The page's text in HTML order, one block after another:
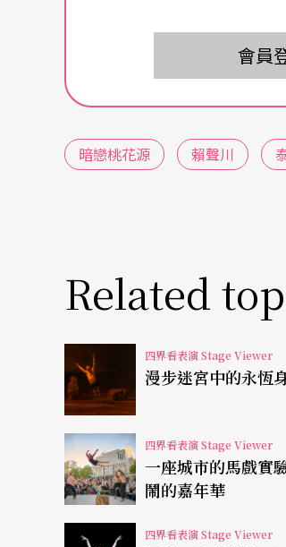
好一拍即合，於是請他來擔任
與賴聲川結緣 讓《暗戀》紐約
歐萊利是紐約前衛劇場史上
年創立，創始者包括劇場演員
提倡跨領域的全面劇場藝術，
合作，認識了不少港台兩地
歐萊利並沒有看過《暗戀》舞
力推崇賴聲川是一個「國際級
neO'Neill）可以相提並論。」
齣戲介紹給紐約觀眾。《暗戀
不下十個角色，每個都有獨自
會員
暗戀桃花源 賴聲川
Related
四界看表演 Stage Viewer
漫步迷宮中的永恆
四界看表演 Stage Viewer
一座城市的馬戲實
鬧的嘉年華
四界看表演 Stage Viewer